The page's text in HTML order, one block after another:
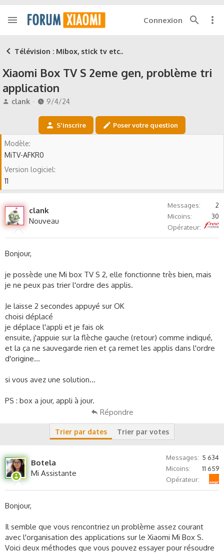
Connexion
Télévision : Mibox, stick tv etc..
Xiaomi Box TV S 2eme gen, problème tri
application
A
r
d
e
i
s
c
s
o
n
clank
D
e
é
9/4/24
S'inscrire Poser votre question
Modèle
MiTV-AFKR0
Version logiciel
11
clank
Nouveau
Messages
2
Micoins
30
Opérateur
Bonjour,
je possède une Mi box TV S 2, elle fonctionne très bien, mais
je ne peux pas trier l'ordre des applis.
Je laisse 2 secondes appuyé sur OK
choisi déplacé
je déplace l'appli et je fais ok
ensuite, j'appuie sur la flèche gauche (retour) comme indiqué,
et la ça ne sauvegarde rien et ça remet les applis dans l'ordre
d'origine...
si vous avez une solution...
PS : box a jour, appli à jour.
Répondre
Trier par dates Trier par votes
Botela
Mi Assistante
Messages
5 634
Micoins
11 659
Opérateur
Bonjour,
Il semble que vous rencontriez un problème assez courant
avec l'organisation des applications sur le Xiaomi Mi Box S.
Voici deux méthodes que vous pouvez essayer pour résoudre